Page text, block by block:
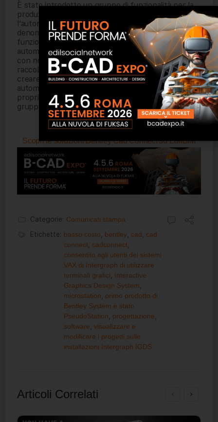
È stato introdotto un gruppo di funzionalità per la
produzione di annotazioni basate sulle proprietà e
l’automazione del layout dei fogli, spesso
denominato Centro documentazione. Queste
funzionalità includevano la possibilità di
automatizzare il layout del foglio utilizzando i limiti
con nome; per guidare l’annotazione dai campi che
raccolgono dati aziendali dagli elementi; e per
creare regole di visualizzazione per risimbolizzare
automaticamente gli elementi in base alle loro
proprietà o ai tipi di elemento allegati, che sono un
gruppo denominato di proprietà aziendali.
Scopri le soluzioni Bentley Cad Connect su EdilBIM
Categorie: Comunicati stampa
Etichette: basso costo, bentley, cad, cad
connect, cadconnect,
consentito agli utenti dei sistemi
VAX di Intergraph di utilizzare
terminali grafici, Interactive
Graphics Design System,
microstation, primo prodotto di
Bentley System è stato
PseudoStation, progettazione,
software, visualizzare e
modificare i progetti sulle
installazioni Intergraph IGDS
Articoli Correlati